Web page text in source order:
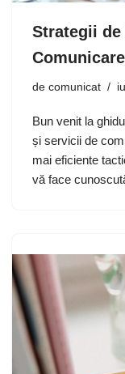
Strategii
de comunicat
Bun venit la
și servicii de
mai eficiente
vă face